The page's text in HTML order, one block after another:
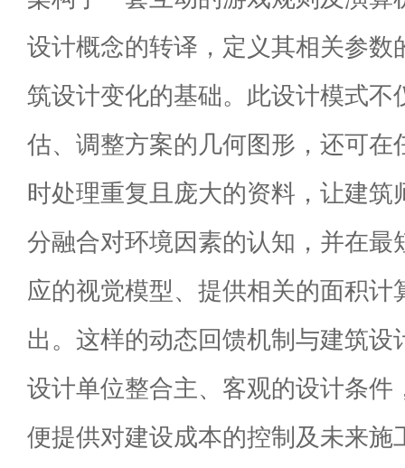
设计概念的转译，定义其相关参数
筑设计变化的基础。此设计模式不
估、调整方案的几何图形，还可在
时处理重复且庞大的资料，让建筑
分融合对环境因素的认知，并在最
应的视觉模型、提供相关的面积计
出。这样的动态回馈机制与建筑设
设计单位整合主、客观的设计条件
便提供对建设成本的控制及未来施